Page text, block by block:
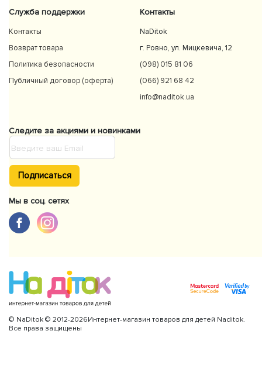
Служба поддержки
Контакты
Возврат товара
Политика безопасности
Публичный договор (оферта)
Контакты
NaDitok
г. Ровно, ул. Мицкевича, 12
(098) 015 81 06
(066) 921 68 42
info@naditok.ua
Следите за акциями и новинками
Подписаться
Мы в соц. сетях
© NaDitok © 2012-2026Интернет-магазин товаров для детей Naditok.
Все права защищены